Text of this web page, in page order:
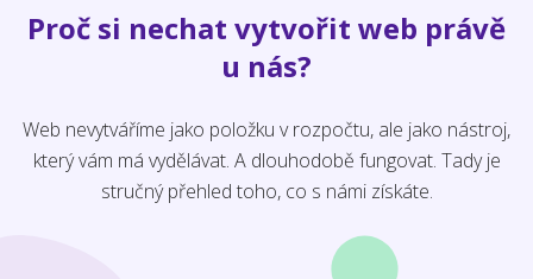
Proč si nechat vytvořit web právě
u nás?
Web nevytváříme jako položku v rozpočtu, ale jako nástroj,
který vám má vydělávat. A dlouhodobě fungovat. Tady je
stručný přehled toho, co s námi získáte.